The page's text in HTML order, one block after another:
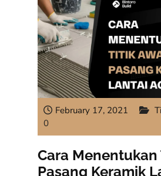
February 17, 2021
0
Cara
Pasang Keramik